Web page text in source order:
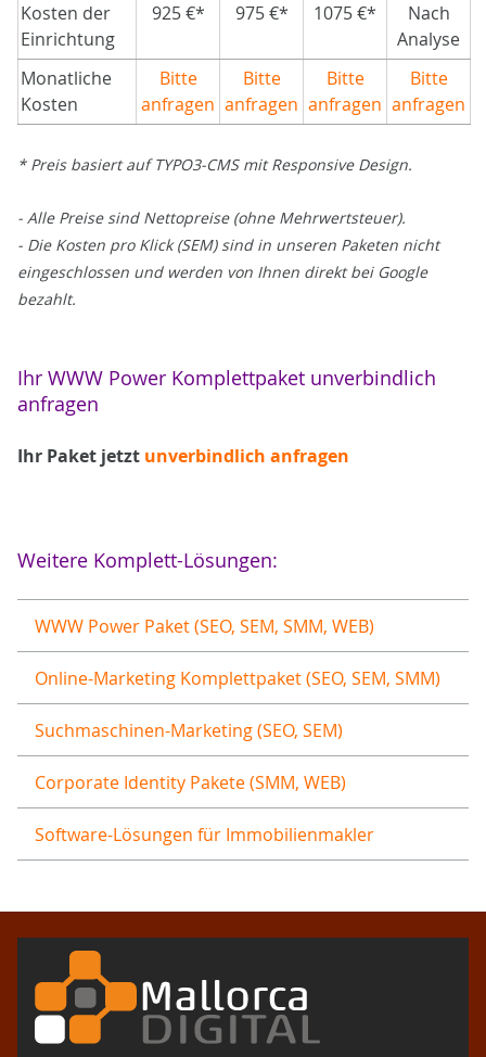
Kosten der
Einrichtung
925 €* 975 €* 1075 €*
Nach
Analyse
Monatliche
Kosten
Bitte
anfragen
Bitte
anfragen
Bitte
anfragen
Bitte
anfragen
* Preis basiert auf TYPO3-CMS mit Responsive Design.
- Alle Preise sind Nettopreise (ohne Mehrwertsteuer).
- Die Kosten pro Klick (SEM) sind in unseren Paketen nicht
eingeschlossen und werden von Ihnen direkt bei Google
bezahlt.
Ihr WWW Power Komplettpaket unverbindlich
anfragen
Ihr Paket jetzt unverbindlich anfragen
Weitere Komplett-Lösungen:
WWW Power Paket (SEO, SEM, SMM, WEB)
Online-Marketing Komplettpaket (SEO, SEM, SMM)
Suchmaschinen-Marketing (SEO, SEM)
Corporate Identity Pakete (SMM, WEB)
Software-Lösungen für Immobilienmakler